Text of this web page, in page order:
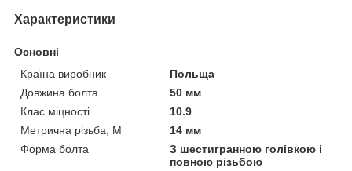
Характеристики
Основні
Країна виробник
Польща
Довжина болта
50 мм
Клас міцності
10.9
Метрична різьба, М
14 мм
Форма болта
З шестигранною голівкою і
повною різьбою